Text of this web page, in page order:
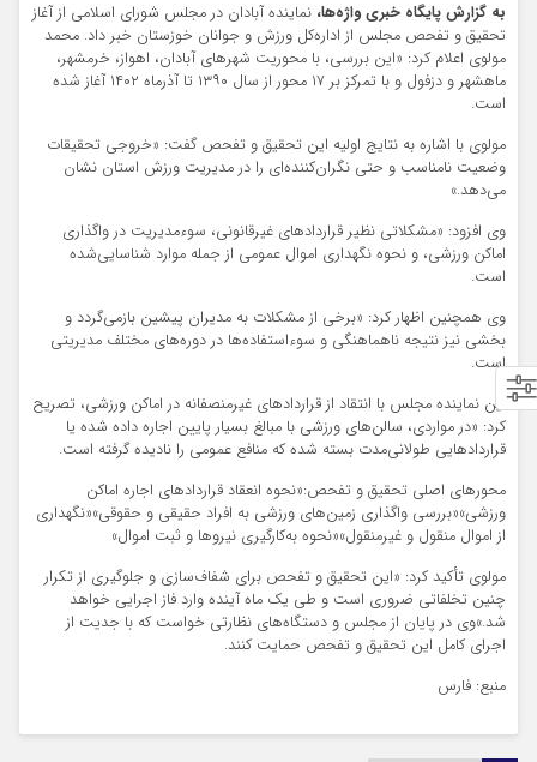
به گزارش پایگاه خبری واژه‌ها، نماینده آبادان در مجلس شورای اسلامی از آغاز
تحقیق و تفحص مجلس از اداره‌کل ورزش و جوانان خوزستان خبر داد. محمد
مولوی اعلام کرد: «این بررسی، با محوریت شهرهای آبادان، اهواز، خرمشهر،
ماهشهر و دزفول و با تمرکز بر ۱۷ محور از سال ۱۳۹۰ تا آذرماه ۱۴۰۲ آغاز شده
است.
مولوی با اشاره به نتایج اولیه این تحقیق و تفحص گفت: «خروجی تحقیقات
وضعیت نامناسب و حتی نگران‌کننده‌ای را در مدیریت ورزش استان نشان
می‌دهد.»
وی افزود: «مشکلاتی نظیر قراردادهای غیرقانونی، سوءمدیریت در واگذاری
اماکن ورزشی، و نحوه نگهداری اموال عمومی از جمله موارد شناسایی‌شده
است.
وی همچنین اظهار کرد: «برخی از مشکلات به مدیران پیشین بازمی‌گردد و
بخشی نیز نتیجه ناهماهنگی و سوءاستفاده‌ها در دوره‌های مختلف مدیریتی
است.
این نماینده مجلس با انتقاد از قراردادهای غیرمنصفانه در اماکن ورزشی، تصریح
کرد: «در مواردی، سالن‌های ورزشی با مبالغ بسیار پایین اجاره داده شده یا
قراردادهایی طولانی‌مدت بسته شده که منافع عمومی را نادیده گرفته است.
محورهای اصلی تحقیق و تفحص:«نحوه انعقاد قراردادهای اجاره اماکن
ورزشی»«بررسی واگذاری زمین‌های ورزشی به افراد حقیقی و حقوقی»«نگهداری
از اموال منقول و غیرمنقول»«نحوه به‌کارگیری نیروها و ثبت اموال»
مولوی تأکید کرد: «این تحقیق و تفحص برای شفاف‌سازی و جلوگیری از تکرار
چنین تخلفاتی ضروری است و طی یک ماه آینده وارد فاز اجرایی خواهد
شد.»وی در پایان از مجلس و دستگاه‌های نظارتی خواست که با جدیت از
اجرای کامل این تحقیق و تفحص حمایت کنند.
منبع: فارس